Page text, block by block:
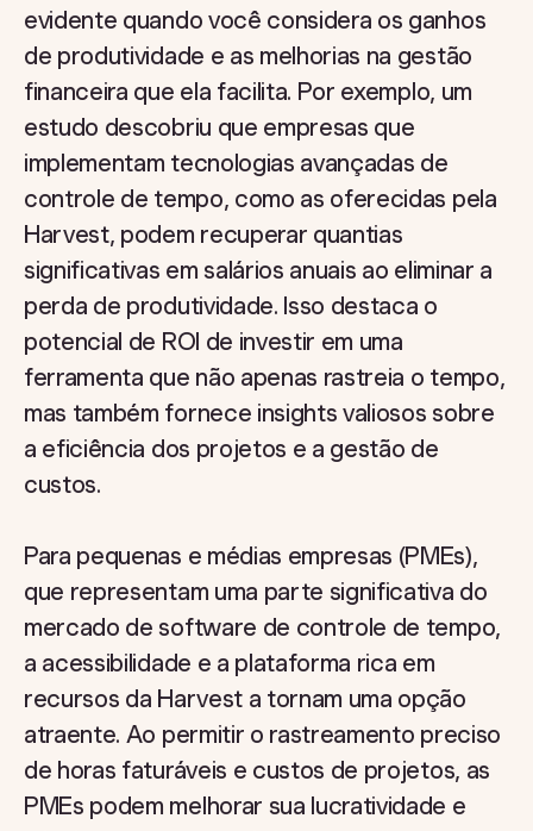
evidente quando você considera os ganhos
de produtividade e as melhorias na gestão
financeira que ela facilita. Por exemplo, um
estudo descobriu que empresas que
implementam tecnologias avançadas de
controle de tempo, como as oferecidas pela
Harvest, podem recuperar quantias
significativas em salários anuais ao eliminar a
perda de produtividade. Isso destaca o
potencial de ROI de investir em uma
ferramenta que não apenas rastreia o tempo,
mas também fornece insights valiosos sobre
a eficiência dos projetos e a gestão de
custos.
Para pequenas e médias empresas (PMEs),
que representam uma parte significativa do
mercado de software de controle de tempo,
a acessibilidade e a plataforma rica em
recursos da Harvest a tornam uma opção
atraente. Ao permitir o rastreamento preciso
de horas faturáveis e custos de projetos, as
PMEs podem melhorar sua lucratividade e